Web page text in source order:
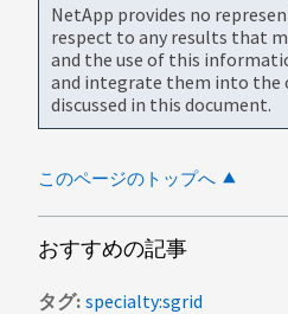
NetApp provides no
respect to any results that
and the use of this
and integrate them into the
discussed in this document.
このページのトップへ
おすすめの記事
タグ specialty:sgrid